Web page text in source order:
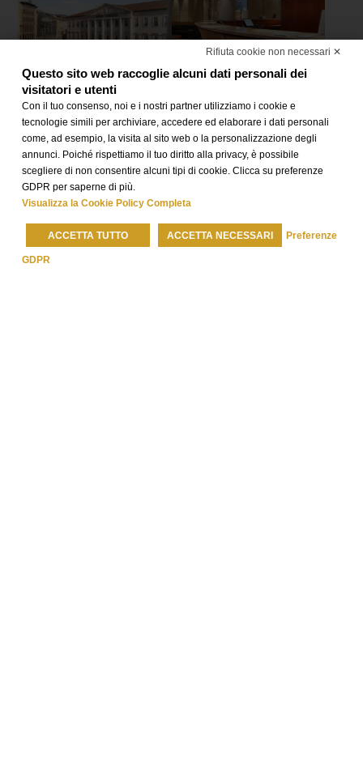
Le Camere
Le nostre
Rifiuta cookie non necessari ✕
Questo sito web raccoglie alcuni dati personali dei
visitatori e utenti
Con il tuo consenso, noi e i nostri partner utilizziamo i cookie e
tecnologie simili per archiviare, accedere ed elaborare i dati personali
come, ad esempio, la visita al sito web o la personalizzazione degli
annunci. Poiché rispettiamo il tuo diritto alla privacy, è possibile
scegliere di non consentire alcuni tipi di cookie. Clicca su preferenze
GDPR per saperne di più.
Visualizza la Cookie Policy Completa
ACCETTA TUTTO ACCETTA NECESSARI Preferenze
GDPR